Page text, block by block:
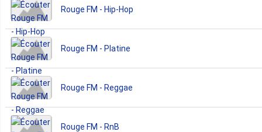
Rouge FM - Hip-Hop
Rouge FM - Platine
Rouge FM - Reggae
Rouge FM - RnB